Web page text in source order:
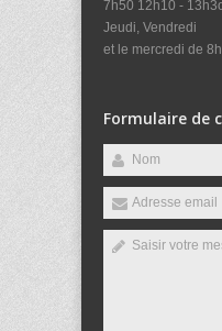
7h50 12h10 -
Jeudi, Vendredi
et le mercredi de
Formulaire de